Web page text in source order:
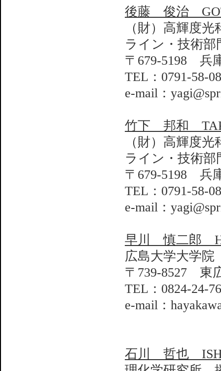
後藤 俊治
（財）高輝度
ライン・技術部
〒679-5198 兵
TEL：0791-58-
e-mail：
竹下 邦和
（財）高輝度
ライン・技術部
〒679-5198 兵
TEL：0791-58-
e-mail：
早川 慎二郎
広島大学大学
〒739-8527 東
TEL：0824-24-
e-mail：
石川 哲也